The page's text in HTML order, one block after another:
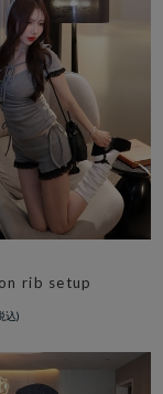
rib setup